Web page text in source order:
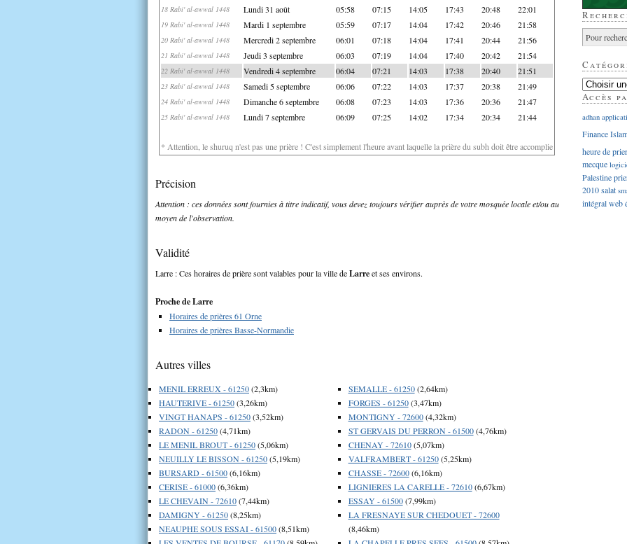
18 Rabi' al-awwal 1448 Lundi 31 août 05:58 07:15 14:05 17:43 20:48 22:01
19 Rabi' al-awwal 1448 Mardi 1 septembre 05:59 07:17 14:04 17:42 20:46 21:58
20 Rabi' al-awwal 1448 Mercredi 2 septembre 06:01 07:18 14:04 17:41 20:44 21:56
21 Rabi' al-awwal 1448 Jeudi 3 septembre 06:03 07:19 14:04 17:40 20:42 21:54
22 Rabi' al-awwal 1448 Vendredi 4 septembre 06:04 07:21 14:03 17:38 20:40 21:51
23 Rabi' al-awwal 1448 Samedi 5 septembre 06:06 07:22 14:03 17:37 20:38 21:49
24 Rabi' al-awwal 1448 Dimanche 6 septembre 06:08 07:23 14:03 17:36 20:36 21:47
25 Rabi' al-awwal 1448 Lundi 7 septembre 06:09 07:25 14:02 17:34 20:34 21:44
* Attention, le shuruq n'est pas une prière ! C'est simplement l'heure avant laquelle la prière du subh doit être accomplie
Précision
Attention : ces données sont fournies à titre indicatif, vous devez toujours vérifier auprès de votre mosquée locale et/ou au
moyen de l'observation.
Validité
Larre : Ces horaires de prière sont valables pour la ville deLarreet ses environs.
Proche de Larre
Horaires de prières 61 Orne
Horaires de prières Basse-Normandie
Autres villes
MENIL ERREUX - 61250(2,3km)
HAUTERIVE - 61250(3,26km)
VINGT HANAPS - 61250(3,52km)
RADON - 61250(4,71km)
LE MENIL BROUT - 61250(5,06km)
NEUILLY LE BISSON - 61250(5,19km)
BURSARD - 61500(6,16km)
CERISE - 61000(6,36km)
LE CHEVAIN - 72610(7,44km)
DAMIGNY - 61250(8,25km)
NEAUPHE SOUS ESSAI - 61500(8,51km)
SEMALLE - 61250(2,64km)
FORGES - 61250(3,47km)
MONTIGNY - 72600(4,32km)
ST GERVAIS DU PERRON - 61500(4,76km)
CHENAY - 72610(5,07km)
VALFRAMBERT - 61250(5,25km)
CHASSE - 72600(6,16km)
LIGNIERES LA CARELLE - 72610(6,67km)
ESSAY - 61500(7,99km)
LA FRESNAYE SUR CHEDOUET - 72600
(8,46km)
Accès
adhan
Finance
heure de
mecque
Palestine
2010salat
intégralweb